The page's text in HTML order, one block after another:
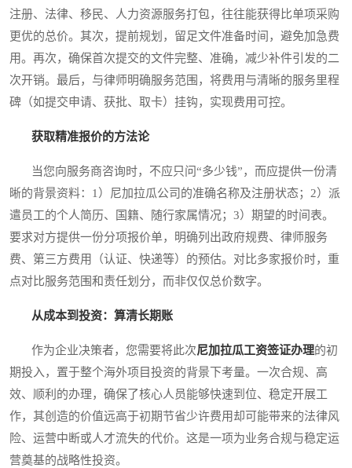
注册、法律、移民、人力资源服务打包，往往能获得比单项采购
更优的总价。其次，提前规划，留足文件准备时间，避免加急费
用。再次，确保首次提交的文件完整、准确，减少补件引发的二
次开销。最后，与律师明确服务范围，将费用与清晰的服务里程
碑（如提交申请、获批、取卡）挂钩，实现费用可控。
获取精准报价的方法论
当您向服务商咨询时，不应只问“多少钱”，而应提供一份清
晰的背景资料：1）尼加拉瓜公司的准确名称及注册状态；2）派
遣员工的个人简历、国籍、随行家属情况；3）期望的时间表。
要求对方提供一份分项报价单，明确列出政府规费、律师服务
费、第三方费用（认证、快递等）的预估。对比多家报价时，重
点对比服务范围和责任划分，而非仅仅总价数字。
从成本到投资：算清长期账
作为企业决策者，您需要将此次尼加拉瓜工资签证办理的初
期投入，置于整个海外项目投资的背景下考量。一次合规、高
效、顺利的办理，确保了核心人员能够快速到位、稳定开展工
作，其创造的价值远高于初期节省少许费用却可能带来的法律风
险、运营中断或人才流失的代价。这是一项为业务合规与稳定运
营奠基的战略性投资。